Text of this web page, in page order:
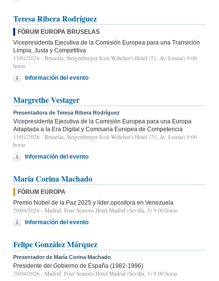
Teresa Ribera Rodríguez
FÓRUM EUROPA BRUSELAS
Vicepresidenta Ejecutiva de la Comisión Europea para una Transición
Limpia, Justa y Competitiva
13/01/2026 - Bruselas, Steigenberger Icon Wiltcher's Hotel (71, Av. Louise) 9:00
horas
Información del evento
Margrethe Vestager
Presentadora de Teresa Ribera Rodríguez
Vicepresidenta Ejecutiva de la Comisión Europea para una Europa
Adaptada a la Era Digital y Comisaria Europea de Competencia
13/01/2026 - Bruselas, Steigenberger Icon Wiltcher's Hotel (71, Av. Louise) 9:00
horas
Información del evento
María Corina Machado
FÓRUM EUROPA
Premio Nobel de la Paz 2025 y líder opositora en Venezuela
20/04/2026 - Madrid, Four Seasons Hotel Madrid (Sevilla, 3) 9.00 horas
Información del evento
Felipe González Márquez
Presentador de María Corina Machado
Presidente del Gobierno de España (1982-1996)
20/04/2026 - Madrid, Four Seasons Hotel Madrid (Sevilla, 3) 9.00 horas